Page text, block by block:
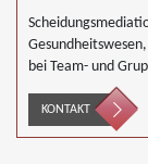
bei Team- und
Schulmediation
KONTAKT